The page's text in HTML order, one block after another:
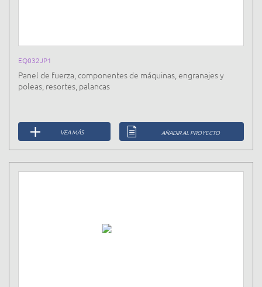
EQ032JP1
Panel de fuerza, componentes de máquinas, engranajes y
poleas, resortes, palancas
VEA MÁS AÑADIR AL PROYECTO